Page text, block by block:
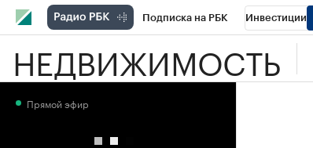
Подписка на РБК Инвестиции
РБК Вино Спорт Школа
НЕДВИЖИМОСТЬ
Прямой эфир